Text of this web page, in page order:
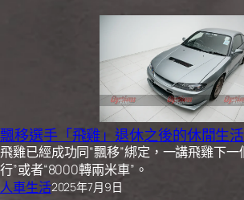
飄移選手「飛雞」退休之後的休閒生活
飛雞已經成功同“飄移”綁定，一講飛雞下
行”或者“8000轉兩米車”。
人車生活2025年7月9日